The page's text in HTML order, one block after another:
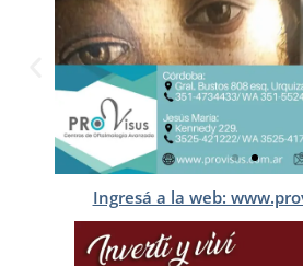
Ingresá a la web: